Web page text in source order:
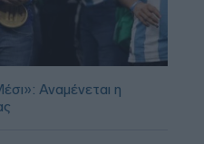
Αναμένεται η